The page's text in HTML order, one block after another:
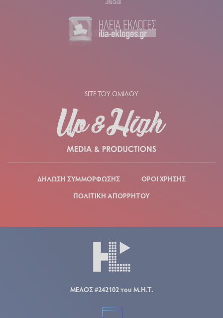
SITE ΤΟΥ ΟΜΙΛΟΥ
ΔΗΛΩΣΗ ΣΥΜΜΟΡΦΩΣΗΣ
ΟΡΟΙ ΧΡΗΣΗΣ
ΠΟΛΙΤΙΚΗ ΑΠΟΡΡΗΤΟΥ
ΜΕΛΟΣ #242102 του Μ.Η.Τ.